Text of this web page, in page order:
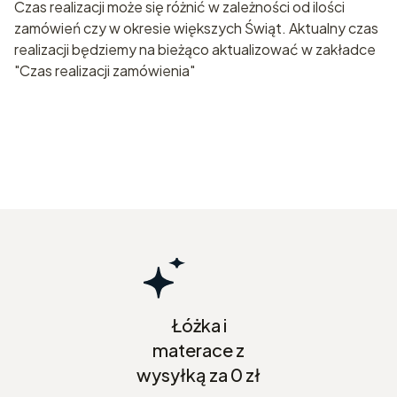
Czas realizacji może się różnić w zależności od ilości
zamówień czy w okresie większych Świąt. Aktualny czas
realizacji będziemy na bieżąco aktualizować w zakładce
"Czas realizacji zamówienia"
Łóżka i
materace z
wysyłką za 0 zł